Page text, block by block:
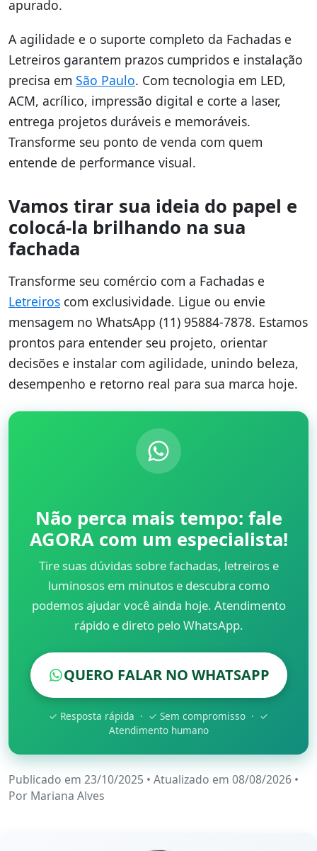
apurado.
A agilidade e o suporte completo da Fachadas e
Letreiros garantem prazos cumpridos e instalação
precisa em São Paulo. Com tecnologia em LED,
ACM, acrílico, impressão digital e corte a laser,
entrega projetos duráveis e memoráveis.
Transforme seu ponto de venda com quem
entende de performance visual.
Vamos tirar sua ideia do papel e
colocá-la brilhando na sua
fachada
Transforme seu comércio com a Fachadas e
Letreiros com exclusividade. Ligue ou envie
mensagem no WhatsApp (11) 95884-7878. Estamos
prontos para entender seu projeto, orientar
decisões e instalar com agilidade, unindo beleza,
desempenho e retorno real para sua marca hoje.
Não perca mais tempo: fale
AGORA com um especialista!
Tire suas dúvidas sobre fachadas, letreiros e
luminosos em minutos e descubra como
podemos ajudar você ainda hoje. Atendimento
rápido e direto pelo WhatsApp.
QUERO FALAR NO WHATSAPP
✓ Resposta rápida · ✓ Sem compromisso · ✓
Atendimento humano
Publicado em 23/10/2025 • Atualizado em 08/08/2026 •
Por Mariana Alves